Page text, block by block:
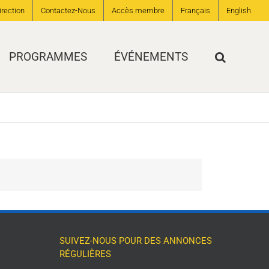
Contactez-Nous Accès membre Français English
PROGRAMMES ÉVÉNEMENTS
SUIVEZ-NOUS POUR DES ANNONCES
RÉGULIÈRES